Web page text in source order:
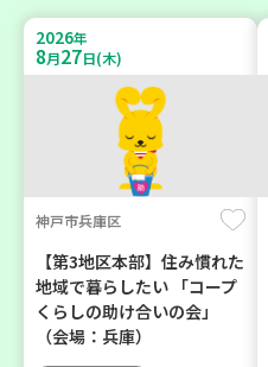
2026年
8月27日(木)
神戸市兵庫区
【第3地区本部】住み慣れた
地域で暮らしたい 「コープ
くらしの助け合いの会」
（会場：兵庫）